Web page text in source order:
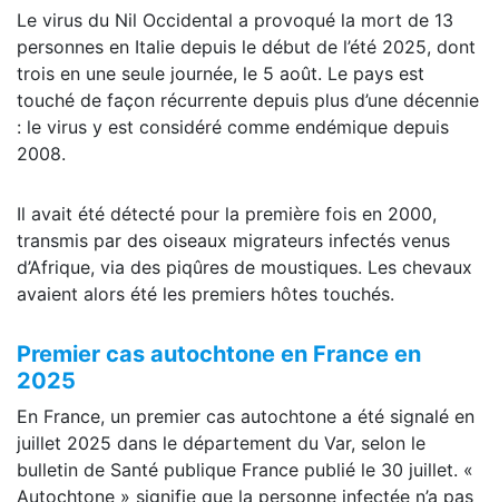
Le virus du Nil Occidental a provoqué la mort de 13
personnes en Italie depuis le début de l’été 2025, dont
trois en une seule journée, le 5 août. Le pays est
touché de façon récurrente depuis plus d’une décennie
: le virus y est considéré comme endémique depuis
2008.
Il avait été détecté pour la première fois en 2000,
transmis par des oiseaux migrateurs infectés venus
d’Afrique, via des piqûres de moustiques. Les chevaux
avaient alors été les premiers hôtes touchés.
Premier cas autochtone en France en
2025
En France, un premier cas autochtone a été signalé en
juillet 2025 dans le département du Var, selon le
bulletin de Santé publique France publié le 30 juillet. «
Autochtone » signifie que la personne infectée n’a pas